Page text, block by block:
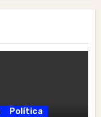
Política